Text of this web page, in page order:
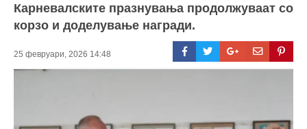
Карневалските празнувања продолжуваат со
корзо и доделување награди.
25 февруари, 2026 14:48